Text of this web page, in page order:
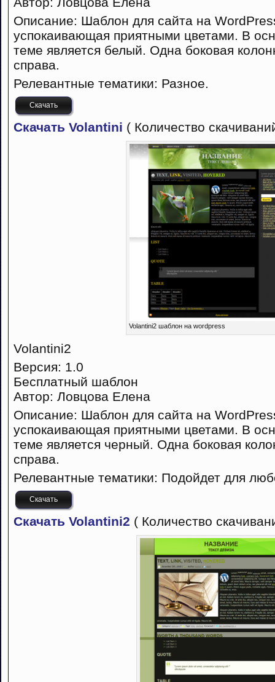
Описание: Шаблон для сайта на
успокаивающая приятными цветами. В
теме является белый. Одна боковая
справа.
Релевантные тематики: Разное.
Скачать
Скачать Volantini ( Количество
Volantini2 шаблон на wordpress
Volantini2
Версия: 1.0
Бесплатный шаблон
Автор: Ловцова Елена
Описание: Шаблон для сайта на
успокаивающая приятными цветами. В
теме является черный. Одна боковая
справа.
Релевантные тематики: Подойдет для
Скачать
Скачать Volantini2 ( Количество